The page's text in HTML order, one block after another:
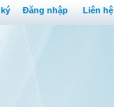
Đăng nhập Liên hệ